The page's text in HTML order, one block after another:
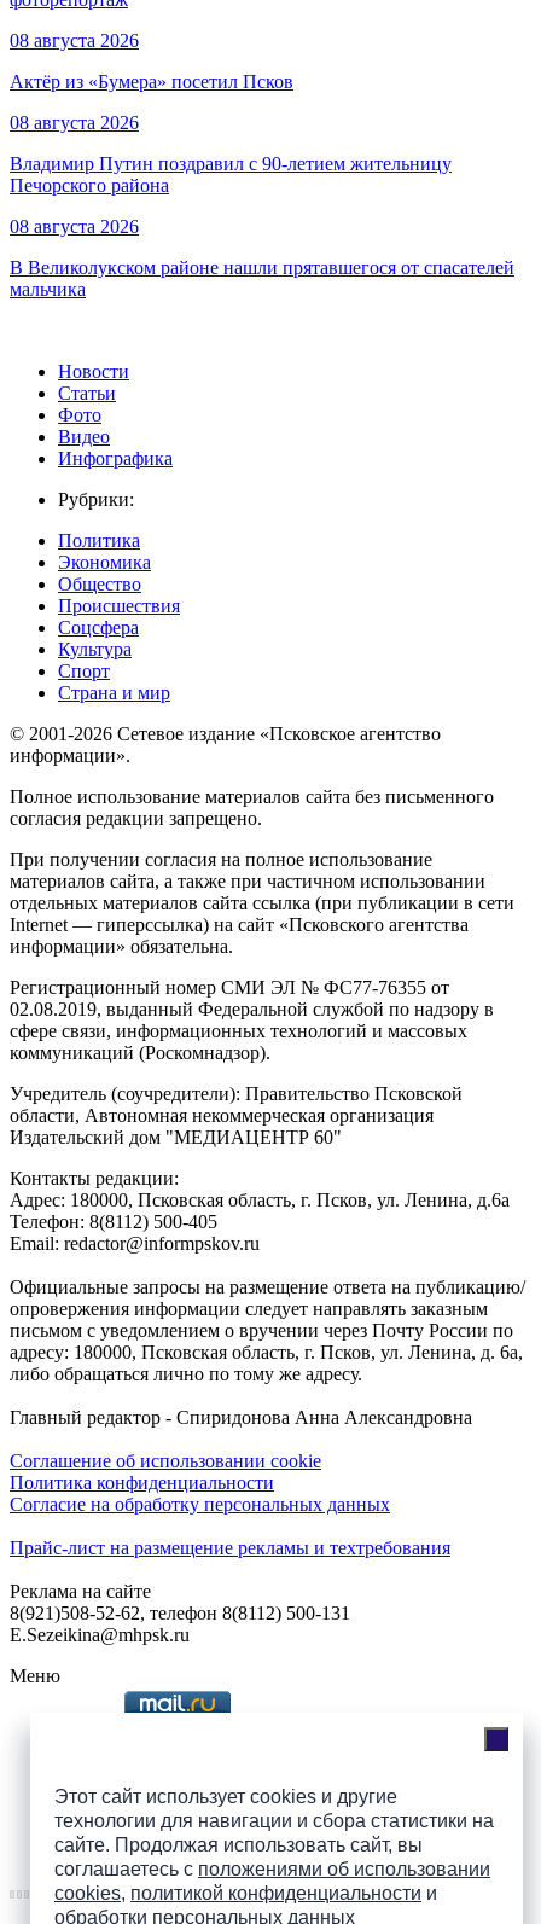
Этот сайт использует cookies и другие
технологии для навигации и сбора статистики на
сайте. Продолжая использовать сайт, вы
соглашаетесь с положениями об использовании
cookies, политикой конфиденциальности и
обработки персональных данных
08 августа 2026
Актёр из «Бумера» посетил Псков
08 августа 2026
Владимир Путин поздравил с 90-летием жительницу
Печорского района
08 августа 2026
В Великолукском районе нашли прятавшегося от спасателей
мальчика
Новости
Статьи
Фото
Видео
Инфографика
Рубрики:
Политика
Экономика
Общество
Происшествия
Соцсфера
Культура
Спорт
Страна и мир
© 2001-2026 Сетевое издание «Псковское агентство
информации».
Полное использование материалов сайта без письменного
согласия редакции запрещено.
При получении согласия на полное использование
материалов сайта, а также при частичном использовании
отдельных материалов сайта ссылка (при публикации в сети
Internet — гиперссылка) на сайт «Псковского агентства
информации» обязательна.
Регистрационный номер СМИ ЭЛ № ФС77-76355 от
02.08.2019, выданный Федеральной службой по надзору в
сфере связи, информационных технологий и массовых
коммуникаций (Роскомнадзор).
Учредитель (соучредители): Правительство Псковской
области, Автономная некоммерческая организация
Издательский дом "МЕДИАЦЕНТР 60"
Контакты редакции:
Адреc: 180000, Псковская область, г. Псков, ул. Ленина, д.6а
Телефон: 8(8112) 500-405
Email: redactor@informpskov.ru
Официальные запросы на размещение ответа на публикацию/
опровержения информации следует направлять заказным
письмом с уведомлением о вручении через Почту России по
адресу: 180000, Псковская область, г. Псков, ул. Ленина, д. 6а,
либо обращаться лично по тому же адресу.
Главный редактор - Спиридонова Анна Александровна
Соглашение об использовании cookie
Политика конфиденциальности
Согласие на обработку персональных данных
Прайс-лист на размещение рекламы и техтребования
Реклама на сайте
8(921)508-52-62, телефон 8(8112) 500-131
E.Sezeikina@mhpsk.ru
Меню
Подпишись на группы
ПАИ в соцсетях!